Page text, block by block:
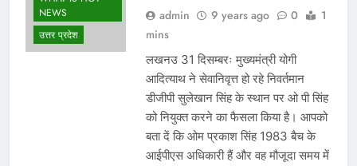
NEWS
उत्तर प्रदेश
admin 9 years ago 0
1
mins
लखनउ 31 दिसम्बरः मुख्यमंत्री योगी
आदित्याथ ने सेवानिवृत्त हो रहे निवर्तमान
डीजीपी सुलेखान सिंह के स्थान पर ओ पी सिंह
को नियुक्त करने का फैसला किया है। आपको
बता दें कि ओम प्रकाश सिंह 1983 बैच के
आईपीएस अधिकारी हैं और वह मौजूदा समय में